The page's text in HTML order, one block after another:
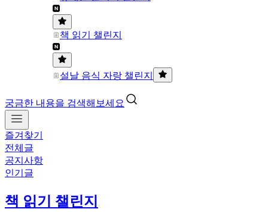
책 읽기 챌린지
설날 음식 자랑 챌린지
궁금한 내용을 검색해보세요
즐겨찾기
전체글
공지사항
인기글
책 읽기 챌린지